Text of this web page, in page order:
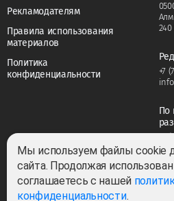
Рекламодателям
Правила использования
материалов
Политика
конфиденциальности
+7
По
Мы используем файлы cookie
сайта. Продолжая
соглашаетесь с нашей
конфиденциальности.